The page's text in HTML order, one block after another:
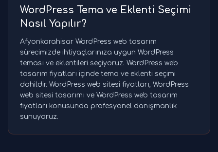
WordPress Tema ve Eklenti Seçimi
Nasıl Yapılır?
Afyonkarahisar WordPress web tasarım
sürecimizde ihtiyaçlarınıza uygun WordPress
teması ve eklentileri seçiyoruz. WordPress web
tasarım fiyatları içinde tema ve eklenti seçimi
dahildir. WordPress web sitesi fiyatları, WordPress
web sitesi tasarımı ve WordPress web tasarım
fiyatları konusunda profesyonel danışmanlık
sunuyoruz.